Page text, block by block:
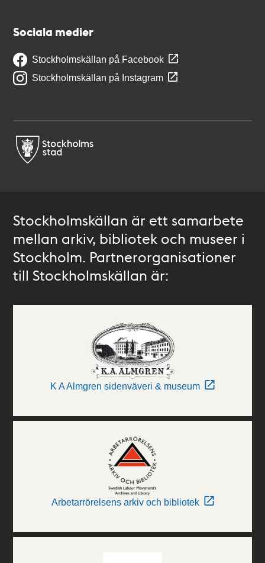
Sociala medier
Stockholmskällan på Facebook
Stockholmskällan på Instagram
Stockholmskällan är ett samarbete
mellan arkiv, bibliotek och museer i
Stockholm. Partnerorganisationer
till Stockholmskällan är:
K A Almgren sidenväveri & museum
Arbetarrörelsens arkiv och bibliotek